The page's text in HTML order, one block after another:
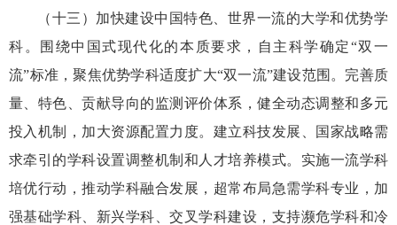
（十三）加快建设中国特色、世界一流的大学和优势学
科。围绕中国式现代化的本质要求，自主科学确定“双一
流”标准，聚焦优势学科适度扩大“双一流”建设范围。完善质
量、特色、贡献导向的监测评价体系，健全动态调整和多元
投入机制，加大资源配置力度。建立科技发展、国家战略需
求牵引的学科设置调整机制和人才培养模式。实施一流学科
培优行动，推动学科融合发展，超常布局急需学科专业，加
强基础学科、新兴学科、交叉学科建设，支持濒危学科和冷